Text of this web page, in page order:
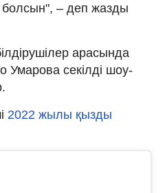
– деп жазды
арасында
Умарова секілді шоу-
2022 жылы қызды